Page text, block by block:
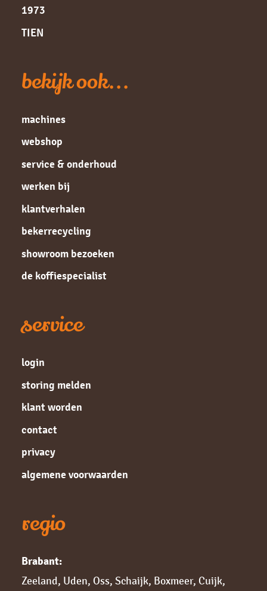
1973
TIEN
bekijk ook...
machines
webshop
service & onderhoud
werken bij
klantverhalen
bekerrecycling
showroom bezoeken
de koffiespecialist
service
login
storing melden
klant worden
contact
privacy
algemene voorwaarden
regio
Brabant:
Zeeland, Uden, Oss, Schaijk, Boxmeer, Cuijk,